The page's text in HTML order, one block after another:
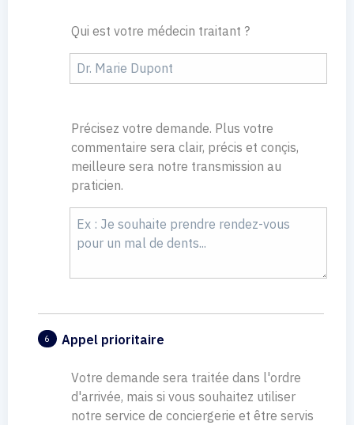
Qui est votre médecin traitant ?
Précisez votre demande. Plus votre
commentaire sera clair, précis et conçis,
meilleure sera notre transmission au
praticien.
6 Appel prioritaire
Votre demande sera traitée dans l'ordre
d'arrivée, mais si vous souhaitez utiliser
notre service de conciergerie et être servis